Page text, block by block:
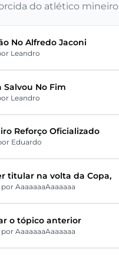
do atlético mineiro
No Alfredo Jaconi
Leandro
Salvou No Fim
Leandro
Reforço Oficializado
Eduardo
titular na volta da Copa,
por AaaaaaaAaaaaaa
o tópico anterior
por AaaaaaaAaaaaaa